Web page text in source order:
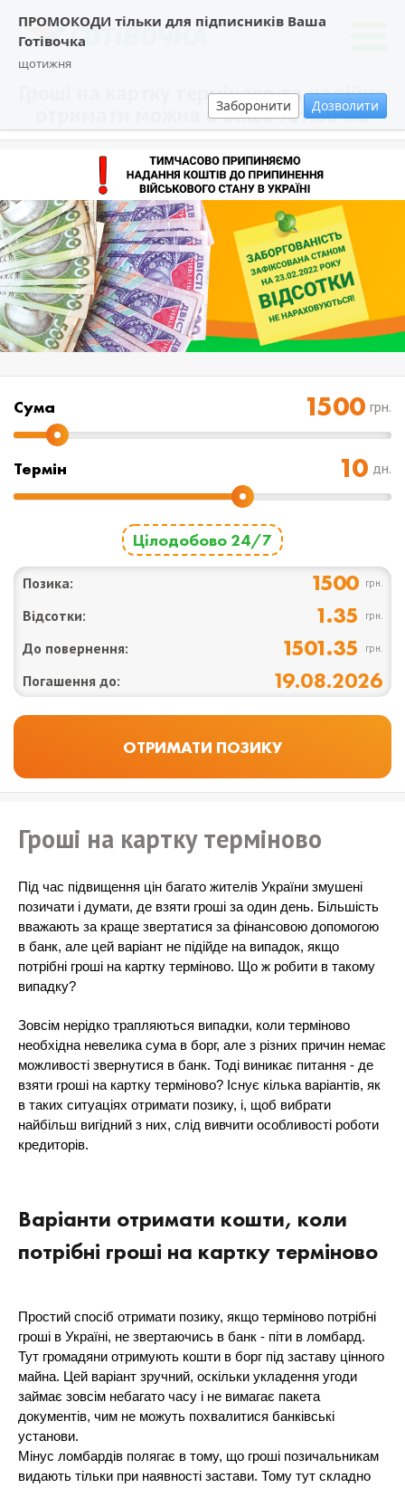
ПРОМОКОДИ тільки для підписників Ваша
Готівочка
щотижня
Заборонити Дозволити
Гроші на картку терміново та надійно
отримати можна в Ваша Готівочка
Cума грн.
Термін дн.
Цілодобово 24/7
Позика: 1500 грн.
Відсотки: 1.35 грн.
До повернення: 1501.35 грн.
Погашення до: 19.08.2026
Гроші на картку терміново
Під час підвищення цін багато жителів України змушені
позичати і думати, де взяти гроші за один день. Більшість
вважають за краще звертатися за фінансовою допомогою
в банк, але цей варіант не підійде на випадок, якщо
потрібні гроші на картку терміново. Що ж робити в такому
випадку?
Зовсім нерідко трапляються випадки, коли терміново
необхідна невелика сума в борг, але з різних причин немає
можливості звернутися в банк. Тоді виникає питання - де
взяти гроші на картку терміново? Існує кілька варіантів, як
в таких ситуаціях отримати позику, і, щоб вибрати
найбільш вигідний з них, слід вивчити особливості роботи
кредиторів.
Варіанти отримати кошти, коли
потрібні гроші на картку терміново
Простий спосіб отримати позику, якщо терміново потрібні
гроші в Україні, не звертаючись в банк - піти в ломбард.
Тут громадяни отримують кошти в борг під заставу цінного
майна. Цей варіант зручний, оскільки укладення угоди
займає зовсім небагато часу і не вимагає пакета
документів, чим не можуть похвалитися банківські
установи.
Мінус ломбардів полягає в тому, що гроші позичальникам
видають тільки при наявності застави. Тому тут складно